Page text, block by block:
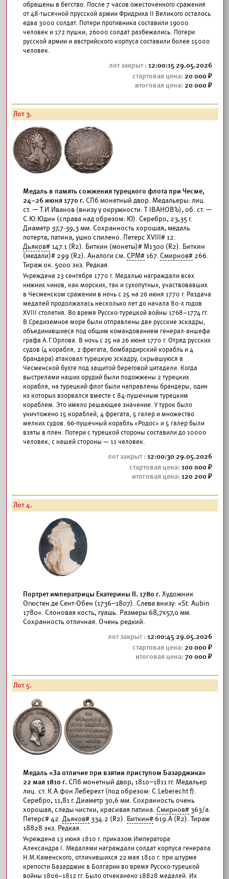
обращены в бегство. После 7 часов ожесточенного сражения
от 48-тысячной прусской армии Фридриха II Великого осталось
едва 3000 солдат. Потери противника составили 19000
человек и 172 пушки, 26000 солдат разбежались. Потери
русской армии и австрийского корпуса составили более 15000
человек.
12:00:15 29.05.2026
20 000
20 000
Лот 3.
Медаль в память сожжения турецкого флота при Чесме,
24–26 июня 1770 г. СПб монетный двор. Медальеры: лиц.
ст. — Т.И.Иванов (внизу у окружности: Т·IВАНОВЪ), об. ст. —
С.Ю.Юдин (справа над обрезом: Ю). Серебро, 23,35 г.
Диаметр 37,7-39,3 мм. Сохранность хорошая, медаль
потерта, патина, ушко спилено. Петерс XVIII# 12.
Дьяков# 147.1 (R2). Биткин (монеты)# М1300 (R2). Биткин
(медали)# 299 (R2). Аналоги см. СРМ# 167. Смирнов# 266.
Тираж ок. 5000 экз. Редкая.
Учреждена 23 сентября 1770 г. Медалью награждали всех
нижних чинов, как морских, так и сухопутных, участвовавших
в Чесменском сражении в ночь с 25 на 26 июня 1770 г. Раздача
медалей продолжалась несколько лет до начала 80-х годов
XVIII столетия. Во время Русско-турецкой войны 1768–1774 гг.
В Средиземное море были отправлены две русские эскадры,
объединившиеся под общим командованием генерал-аншефа
графа А.Г.Орлова. В ночь с 25 на 26 июня 1770 г. Отряд русских
судов (4 корабля, 2 фрегата, бомбардирский корабль и 4
брандера) атаковал турецкую эскадру, скрывшуюся в
Чесменской бухте под защитой береговой цитадели. Когда
выстрелами наших орудий были подожжены 2 турецких
корабля, на турецкий флот были направлены брандеры, один
из которых взорвался вместе с 84-пушечным турецким
кораблем. Это имело решающее значение. У турок было
уничтожено 15 кораблей, 4 фрегата, 5 галер и множество
мелких судов. 66-пушечный корабль «Родос» и 5 галер были
взяты в плен. Потери с турецкой стороны составили до 10000
человек, с нашей стороны — 11 человек.
12:00:30 29.05.2026
100 000
120 200
Лот 4.
Портрет императрицы Екатерины II. 1780 г. Художник
Огюстен де Сент-Обен (1736–1807). Слева внизу: «St. Aubin
1780». Слоновая кость, гуашь. Размеры 68,7x57,0 мм.
Сохранность отличная. Очень редкий.
12:00:45 29.05.2026
20 000
70 000
Лот 5.
Медаль «За отличие при взятии приступом Базарджика»
22 мая 1810 г. СПб монетный двор, 1810–1811 гг. Медальер
лиц. ст. К.А.фон Леберехт (под обрезом: С.Leberecht f).
Серебро, 11,81 г. Диаметр 30,6 мм. Сохранность очень
хорошая, следы чистки, красивая патина. Смирнов#363/а.
Петерс# 42. Дьяков#334.2 (R2). Биткин# 619.А (R2). Тираж
18828 экз. Редкая.
Учреждена 13 июня 1810 г. приказом Императора
Александра I. Медалями награждали солдат корпуса генерала
Н.М.Каменского, отличившихся 22 мая 1810 г. при штурме
крепости Базарджик в Болгарии во время Русско-турецкой
войны 1806–1812 гг. Было отчеканено 18828 медалей. Их